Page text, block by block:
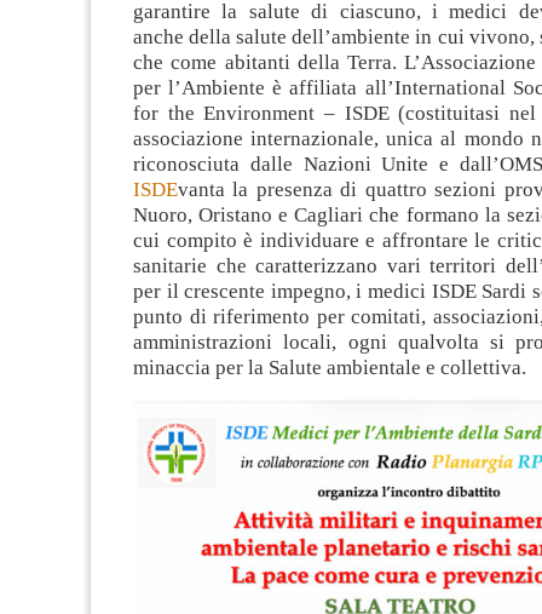
garantire la salute di ciascuno, i medici
anche della salute dell’ambiente in cui vivono,
che come abitanti della Terra.
per l’Ambiente è affiliata all’International
for the Environment – ISDE (costituitasi nel
associazione internazionale, unica al mondo
riconosciuta dalle Nazioni Unite e
ISDEvanta la presenza di quattro sezioni
Nuoro, Oristano e Cagliari che formano la
cui compito è individuare e affrontare le
sanitarie che caratterizzano vari territori
per il crescente impegno, i medici ISDE Sardi
punto di riferimento per comitati,
amministrazioni locali, ogni qualvolta si
minaccia per la Salute ambientale e collettiva.